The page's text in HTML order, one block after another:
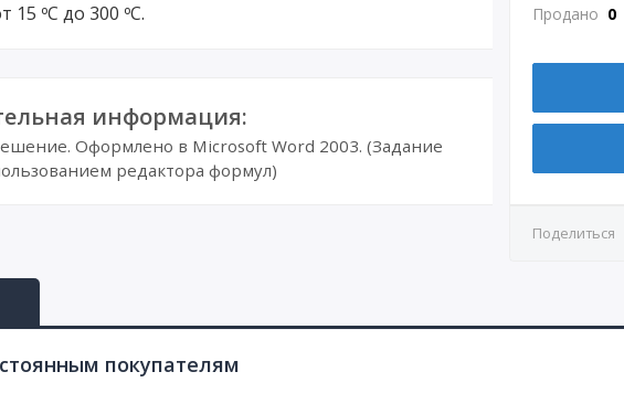
Продано 0
Поделиться
15 ºС до 300 ºС.
информация:
Оформлено в Microsoft Word 2003. (Задание
редактора формул)
покупателям